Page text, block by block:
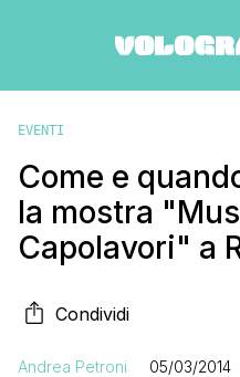
EVENTI
Come e
la mostra
Capolavori" a
Condividi
Andrea Petroni 05/03/2014